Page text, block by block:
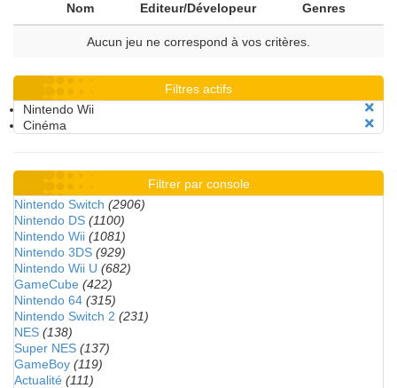
Nom Editeur/Dévelopeur Genres
Aucun jeu ne correspond à vos critères.
Filtres actifs
Nintendo Wii
Cinéma
Filtrer par console
Nintendo Switch (2906)
Nintendo DS (1100)
Nintendo Wii (1081)
Nintendo 3DS (929)
Nintendo Wii U (682)
GameCube (422)
Nintendo 64 (315)
Nintendo Switch 2 (231)
NES (138)
Super NES (137)
GameBoy (119)
Actualité (111)